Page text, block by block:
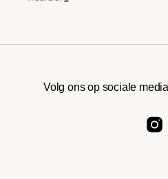
Volg ons op sociale